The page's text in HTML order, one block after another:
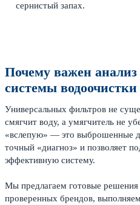
сернистый запах.
Почему важен
системы водоочистки
Универсальных фильтров не
смягчит воду, а умягчитель не
«вслепую» — это выброшенные
точный «диагноз» и позволяет
эффективную систему.
Мы предлагаем готовые
проверенных брендов,